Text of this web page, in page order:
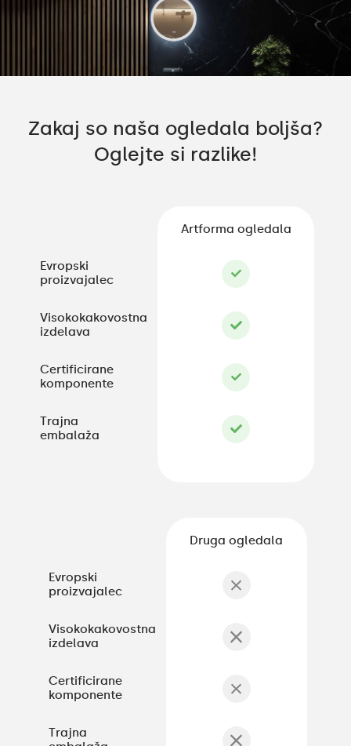
Zakaj so naša ogledala boljša?
Oglejte si razlike!
Evropski
proizvajalec
Visokokakovostna
izdelava
Certificirane
komponente
Trajna
embalaža
Artforma ogledala
Evropski
proizvajalec
Visokokakovostna
izdelava
Certificirane
komponente
Trajna
Druga ogledala